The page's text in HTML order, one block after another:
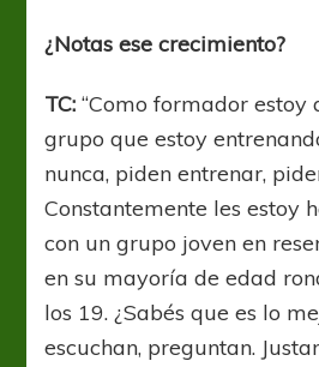
¿Notas ese crecimiento?
TC: “Como formador estoy
grupo que estoy
nunca, piden entrenar,
Constantemente les estoy
con un grupo joven en
en su mayoría de edad
los 19. ¿Sabés que es lo
escuchan, preguntan.